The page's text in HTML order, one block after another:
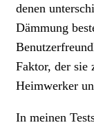
denen
Dämmung
Faktor, der sie
Heimwerker
In meinen